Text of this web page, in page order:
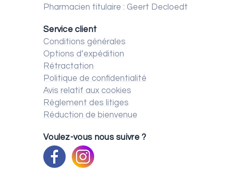
Pharmacien titulaire : Geert Decloedt
Service client
Conditions générales
Options d’expédition
Rétractation
Politique de confidentialité
Avis relatif aux cookies
Règlement des litiges
Réduction de bienvenue
Voulez-vous nous suivre ?